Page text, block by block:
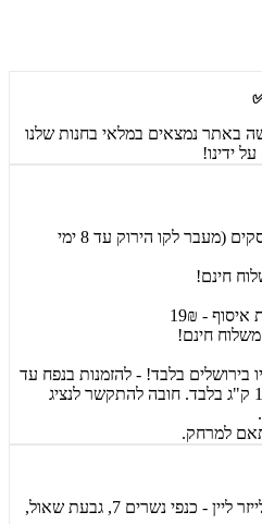
באתר נמצאים במלאי בחנות שלנו
ידינו!
משלוח עד הבית 1-5 ימי עסקים (מעבר לקו הירוק עד 8 ימי
- 19₪
בירושלים בלבד! - להזמנות בנפח עד
40X40X40 ס"מ ומשקל 10 ק"ג בלבד. חובה להתקשר לנציג
למרחק.
איסוף עצמי מהחנות שלנו לייזר ליין - כנפי נשרים 7, גבעת שאול,